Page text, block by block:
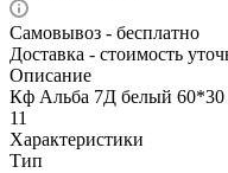
Самовывоз - бесплатно
Доставка - стоимость
Описание
Кф Альба 7Д белый 60*30
11
Характеристики
Тип